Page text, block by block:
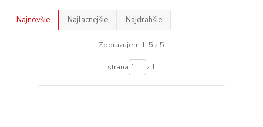
Najnovšie Najlacnejšie Najdrahšie
Zobrazujem 1-5 z 5
strana z 1